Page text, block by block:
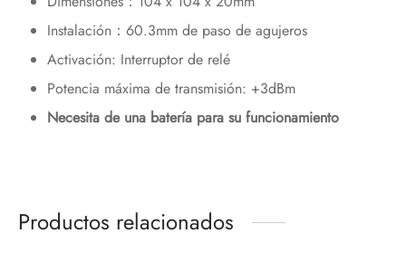
Instalación：60.3mm de paso de agujeros
Activación: Interruptor de relé
Potencia máxima de transmisión: +3dBm
Necesita de una batería para su funcionamiento
Productos relacionados